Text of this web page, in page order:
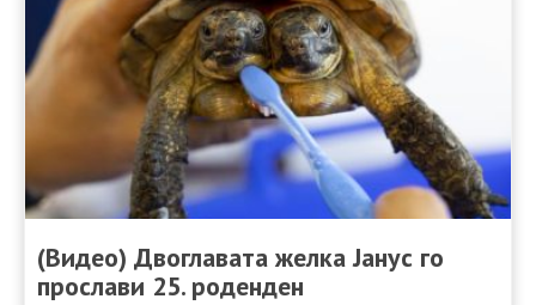
(Видео) Двоглавата желка Јанус го
прослави 25. роденден